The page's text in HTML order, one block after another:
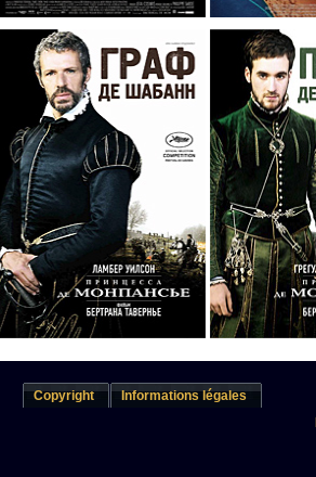
Copyright
Informations légales